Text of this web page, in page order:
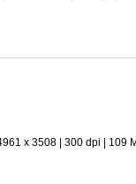
х 3508 | 300 dpi | 109